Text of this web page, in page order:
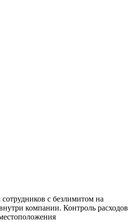
с безлимитом на
компании. Контроль расходов